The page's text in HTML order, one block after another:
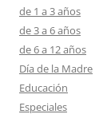
de 1 a 3 años
de 3 a 6 años
de 6 a 12 años
Día de la Madre
Educación
Especiales